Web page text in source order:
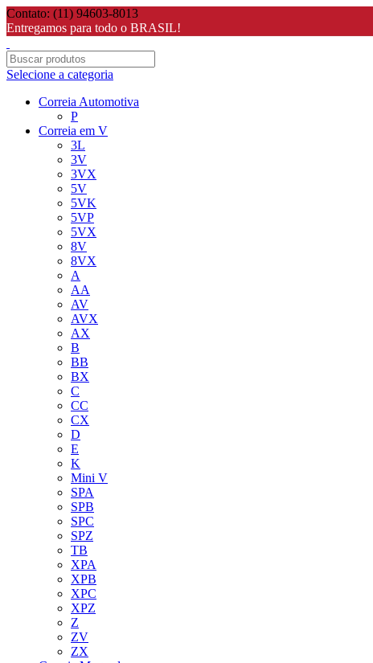
Contato: (11) 94603-8013
Entregamos para todo o BRASIL!
Selecione a categoria
Correia Automotiva
P
Correia em V
3L
3V
3VX
5V
5VK
5VP
5VX
8V
8VX
A
AA
AV
AVX
AX
B
BB
BX
C
CC
CX
D
E
K
Mini V
SPA
SPB
SPC
SPZ
TB
XPA
XPB
XPC
XPZ
Z
ZV
ZX